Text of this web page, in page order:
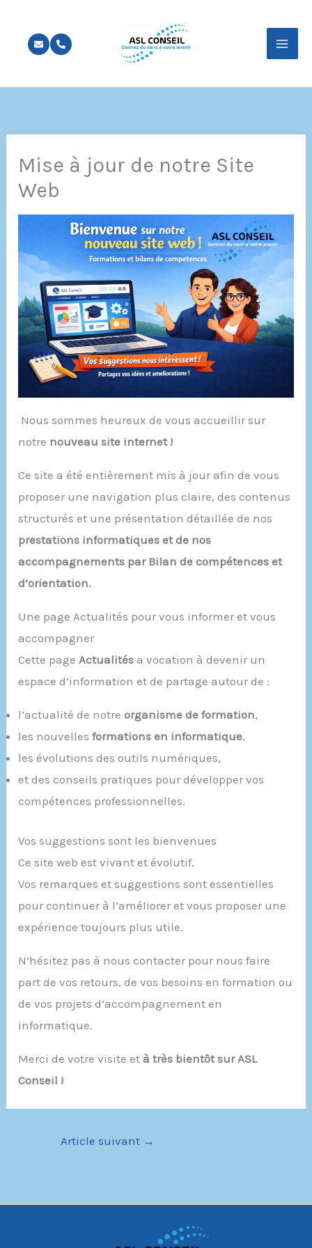
contenu
Mise à jour de notre Site
Web
Nous sommes heureux de vous accueillir sur
notre nouveau site internet !
Ce site a été entièrement mis à jour afin de vous
proposer une navigation plus claire, des contenus
structurés et une présentation détaillée de nos
prestations informatiques et de nos
accompagnements par Bilan de compétences et
d’orientation.
Une page Actualités pour vous informer et vous
accompagner
Cette pageActualités a vocation à devenir un
espace d’information et de partage autour de :
l’actualité de notreorganisme de formation,
les nouvellesformations en informatique,
les évolutions des outils numériques,
et des conseils pratiques pour développer vos
compétences professionnelles.
Vos suggestions sont les bienvenues
Ce site web est vivant et évolutif.
Vos remarques et suggestions sont essentielles
pour continuer à l’améliorer et vous proposer une
expérience toujours plus utile.
N’hésitez pas à nous contacter pour nous faire
part de vos retours, de vos besoins en formation ou
de vos projets d’accompagnement en
informatique.
Merci de votre visite età très bientôt sur ASL
Conseil !
Article suivant →